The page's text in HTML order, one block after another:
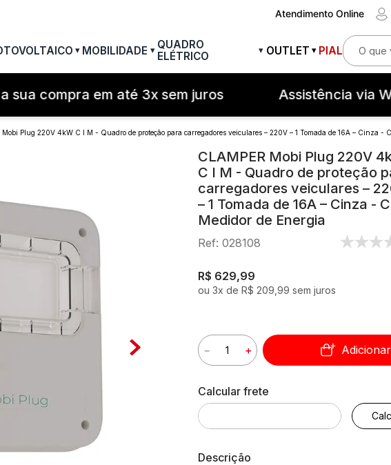
Atendimento Online
▾ MOBILIDADE ▾ QUADRO
ELÉTRICO
▾ OUTLET ▾ PIAL
O que
compra em até 3x sem juros Assistência via
Mobi Plug 220V 4kW C I M - Quadro de proteção para carregadores veiculares – 220V – 1 Tomada de 16A – Cinza -
CLAMPER Mobi Plug 220V
C I M - Quadro de proteção
carregadores veiculares –
– 1 Tomada de 16A – Cinza -
Medidor de Energia
Ref:028108
R$ 629,99
ou3x deR$ 209 ,99 sem juros
＋
－
Descrição
1º
filtro linha
dps - dispositivos proteção contra surtos elétricos
clamper mobi
residencial
mobi box